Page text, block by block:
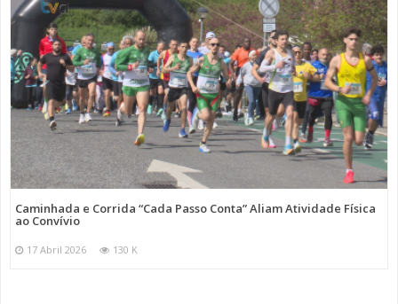
Caminhada e Corrida “Cada Passo Conta” Aliam Atividade Física
ao Convívio
17 Abril 2026 130 K